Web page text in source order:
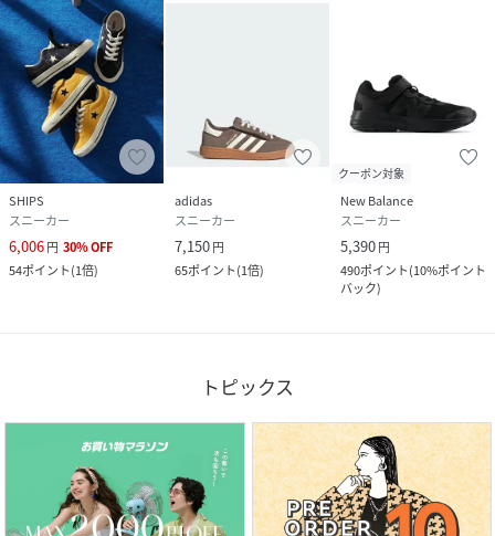
SHIPS
スニーカー
6,006円 30%OFF
54ポイント(1倍)
adidas
スニーカー
7,150円
65ポイント(1倍)
クーポン対象
New Balance
スニーカー
5,390円
490ポイント(10%ポイント
バック)
トピックス